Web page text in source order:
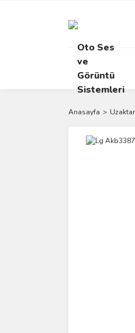
Oto Ses
ve
Görüntü
Sistemleri
Anasayfa